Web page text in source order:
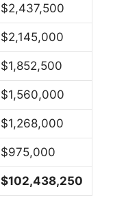
$2,437,500
$2,145,000
$1,852,500
$1,560,000
$1,268,000
$975,000
$102,438,250